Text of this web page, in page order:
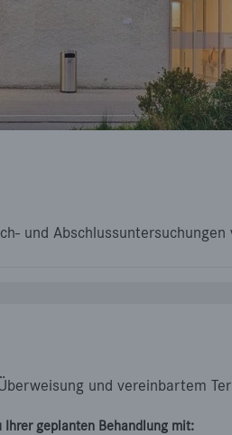
und
und vereinbartem
geplanten Behandlung mit: